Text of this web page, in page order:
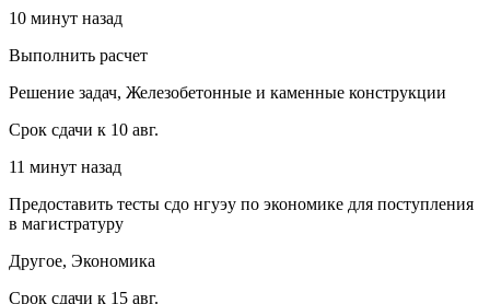
10 минут назад
Выполнить расчет
Решение задач, Железобетонные и каменные конструкции
Срок сдачи к 10 авг.
11 минут назад
Предоставить тесты сдо нгуэу по экономике для поступления
в магистратуру
Другое, Экономика
Срок сдачи к 15 авг.